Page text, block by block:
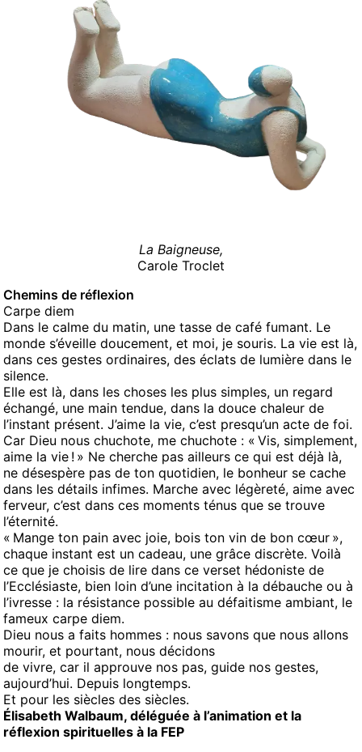
La Baigneuse,
Carole Troclet
Chemins de réflexion
Carpe diem
Dans le calme du matin, une tasse de café fumant. Le
monde s’éveille doucement, et moi, je souris. La vie est là,
dans ces gestes ordinaires, des éclats de lumière dans le
silence.
Elle est là, dans les choses les plus simples, un regard
échangé, une main tendue, dans la douce chaleur de
l’instant présent. J’aime la vie, c’est presqu’un acte de foi.
Car Dieu nous chuchote, me chuchote : « Vis, simplement,
aime la vie ! » Ne cherche pas ailleurs ce qui est déjà là,
ne désespère pas de ton quotidien, le bonheur se cache
dans les détails infimes. Marche avec légèreté, aime avec
ferveur, c’est dans ces moments ténus que se trouve
l’éternité.
« Mange ton pain avec joie, bois ton vin de bon cœur »,
chaque instant est un cadeau, une grâce discrète. Voilà
ce que je choisis de lire dans ce verset hédoniste de
l’Ecclésiaste, bien loin d’une incitation à la débauche ou à
l’ivresse : la résistance possible au défaitisme ambiant, le
fameux carpe diem.
Dieu nous a faits hommes : nous savons que nous allons
mourir, et pourtant, nous décidons
de vivre, car il approuve nos pas, guide nos gestes,
aujourd’hui. Depuis longtemps.
Et pour les siècles des siècles.
Élisabeth Walbaum, déléguée à l’animation et la
réflexion spirituelles à la FEP